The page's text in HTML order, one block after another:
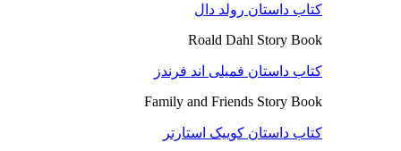
کتاب داستان رولد دال
Roald Dahl Story Book
کتاب داستان فمیلی اند فرندز
Family and Friends Story Book
کتاب داستان کوییک استارتر